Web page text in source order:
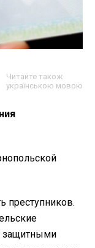
Читайте також
українською мовою
преступников.
защитными